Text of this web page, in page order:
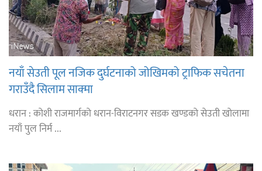
नयाँ सेउती पूल नजिक दुर्घटनाको जोखिमको ट्राफिक सचेतना
गराउँदै सिलाम साक्मा
धरान : कोशी राजमार्गको धरान-विराटनगर सडक खण्डको सेउती खोलामा
नयाँ पुल निर्म ...